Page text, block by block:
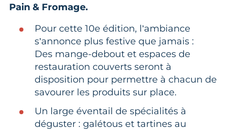
Pain & Fromage.
Pour cette 10e édition, l’ambiance
s’annonce plus festive que jamais :
Des mange-debout et espaces de
restauration couverts seront à
disposition pour permettre à chacun de
savourer les produits sur place.
Un large éventail de spécialités à
déguster : galétous et tartines au